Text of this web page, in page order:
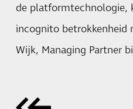
de platformtechnologie,
incognito betrokkenheid
Wijk, Managing Partner